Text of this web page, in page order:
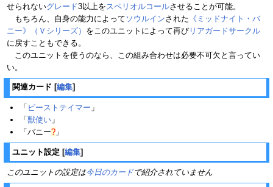
せられないグレード3以上をスペリオルコールさせることが可能。
もちろん、自身の能力によって ソウルインされた 《ミッドナイト・バ
ニー》（Ｖシリーズ） をこのユニットによって再び リアガードサークル
に戻すこともできる。
このユニットを使うのなら、この組み合わせは必要不可欠と言ってい
い。
関連カード [編集]
「 ビーストテイマー 」
「 獣使い 」
「 バニー? 」
ユニット設定 [編集]
このユニットの設定は今日のカードで紹介されていません